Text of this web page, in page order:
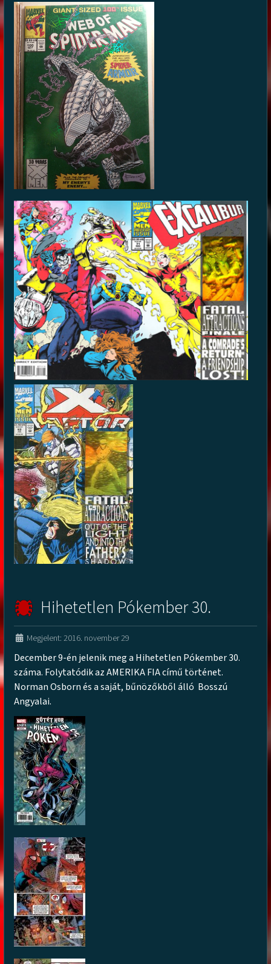
Hihetetlen Pókember 30.
Megjelent: 2016. november 29
December 9-én jelenik meg a Hihetetlen Pókember 30.
száma. Folytatódik az AMERIKA FIA című történet.
Norman Osborn és a saját, bűnözőkből álló Bosszú
Angyalai.